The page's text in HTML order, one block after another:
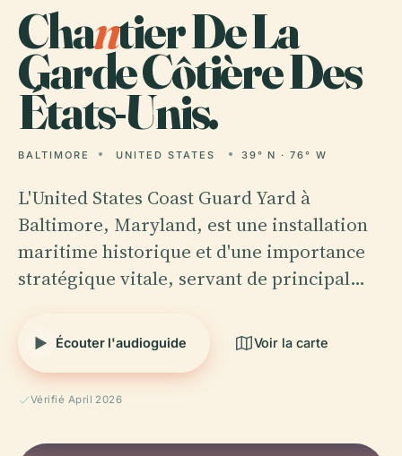
Chantier De La
Garde Côtière Des
États-Unis.
BALTIMORE UNITED STATES 39° N · 76° W
L'United States Coast Guard Yard à
Baltimore, Maryland, est une installation
maritime historique et d'une importance
stratégique vitale, servant de principal…
Écouter l'audioguide Voir la carte
Vérifié April 2026